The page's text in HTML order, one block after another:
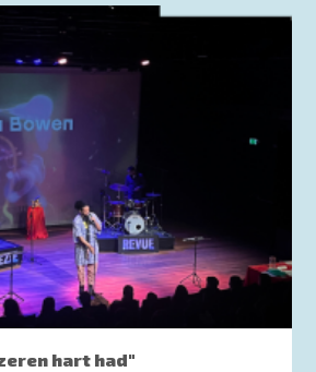
hart had"